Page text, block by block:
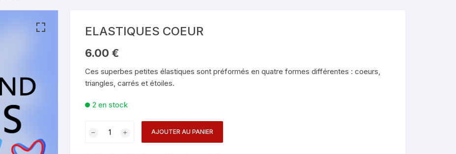
Mousses – Balles – Anneaux
Chop Cup – Gobelets
Tours pour enfants
Tours de corde
Grandes Illusions
Cire – FI – Fils – Cordes
Neige – Rubans – Steamers
Ballons
Roughing – Produits
ELASTIQUES COEUR
6.00 €
Ces superbes petites élastiques sont préformés en quatre formes différentes : coeurs,
triangles, carrés et étoiles.
2 en stock
AJOUTER AU PANIER